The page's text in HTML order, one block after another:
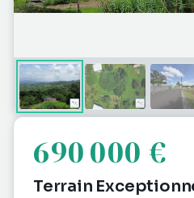
690 000 €
Terrain